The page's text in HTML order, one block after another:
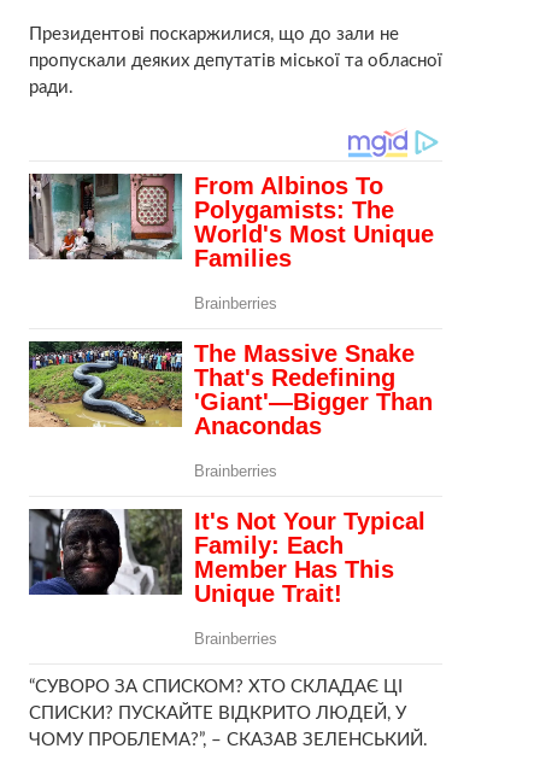
Президентові поскаржилися, що до зали не
пропускали деяких депутатів міської та обласної
ради.
“СУВОРО ЗА СПИСКОМ? ХТО СКЛАДАЄ ЦІ
СПИСКИ? ПУСКАЙТЕ ВІДКРИТО ЛЮДЕЙ, У
ЧОМУ ПРОБЛЕМА?”, – СКАЗАВ ЗЕЛЕНСЬКИЙ.